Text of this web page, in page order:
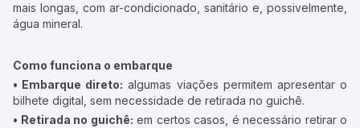
mais longas, com ar-condicionado, sanitário e, possivelmente,
água mineral.
Como funciona o embarque
• Embarque direto: algumas viações permitem apresentar o
bilhete digital, sem necessidade de retirada no guichê.
• Retirada no guichê: em certos casos, é necessário retirar o